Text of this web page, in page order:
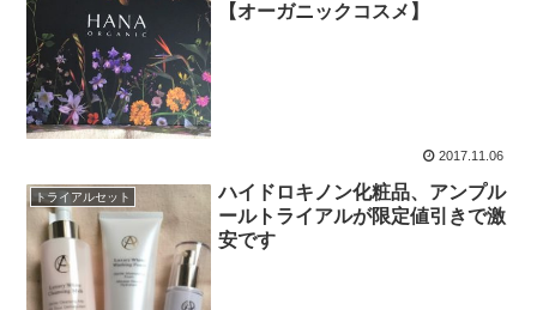
【オーガニックコスメ】
2017.11.06
トライアルセット
ハイドロキノン化粧品、アンプル
ールトライアルが限定値引きで激
安です